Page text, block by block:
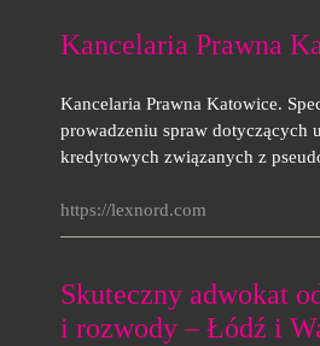
Kancelaria Prawna
Kancelaria Prawna Katowice.
prowadzeniu spraw dotyczących
kredytowych związanych z
https://lexnord.com
Skuteczny adwokat
i rozwody – Łódź i